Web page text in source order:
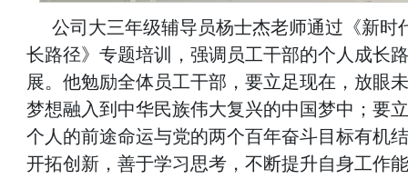
公司大三年级辅导员杨士杰老师通过《新时
长路径》专题培训，强调员工干部的个人成长
展。他勉励全体员工干部，要立足现在，放眼
梦想融入到中华民族伟大复兴的中国梦中；要
个人的前途命运与党的两个百年奋斗目标有机
开拓创新，善于学习思考，不断提升自身工作